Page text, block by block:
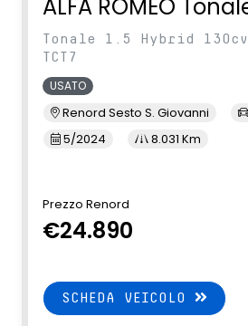
ALFA ROMEO
Tonale 1.5 Hybrid
TCT7
USATO
Renord Sesto S. Giovanni
5/2024
8.031 Km
Prezzo Renord
€24.890
SCHEDA VEICOLO